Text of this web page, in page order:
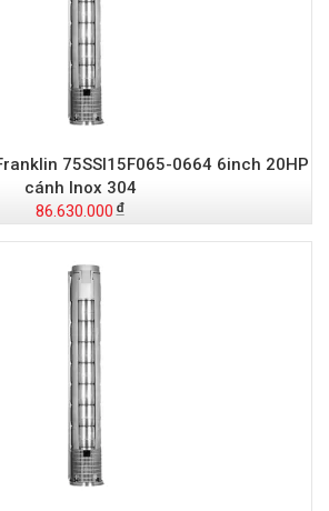
75SSI15F065-0664 6inch 20HP
cánh Inox 304
86.630.000